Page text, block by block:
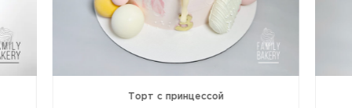
Торт с принцессой